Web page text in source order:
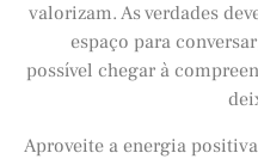
valorizam. As verdades
espaço para
possível chegar à
Aproveite a energia